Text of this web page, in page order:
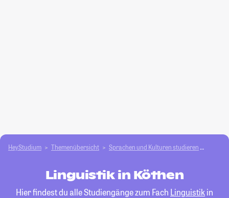
HeyStudium Themenübersicht Sprachen und Kulturen studieren
Linguistik in Köthen
Hier findest du alle Studiengänge zum Fach Linguistikin